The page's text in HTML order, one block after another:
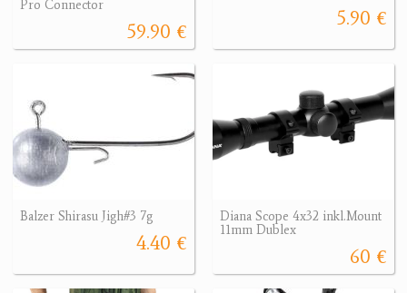
Pro Connector
59.90 €
5.90 €
Balzer Shirasu Jigh#3 7g
4.40 €
Diana Scope 4x32 inkl.Mount
11mm Dublex
60 €